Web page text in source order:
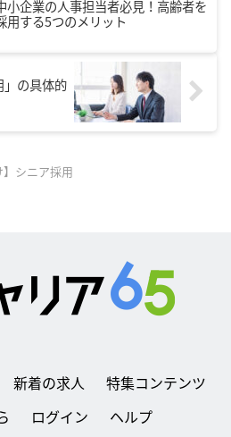
小企業の人事担当者必見！高齢者を
用する5つのメリット
」の具体的
】シニア採用
新着の求人
特集コンテンツ
ログイン ヘルプ